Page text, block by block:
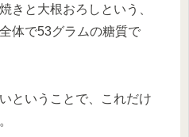
きと大根おろしという、
体で53グラムの糖質で
ということで、これだけ